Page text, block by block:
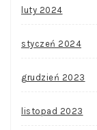
luty 2024
styczeń 2024
grudzień 2023
listopad 2023